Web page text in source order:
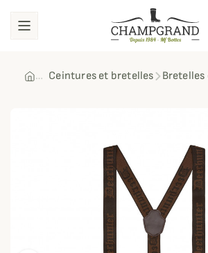
Ceintures et bretelles